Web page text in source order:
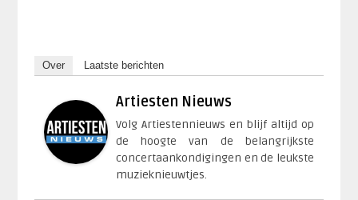
Over Laatste berichten
Artiesten Nieuws
Volg Artiestennieuws en blijf altijd op
de hoogte van de belangrijkste
concertaankondigingen en de leukste
muzieknieuwtjes.